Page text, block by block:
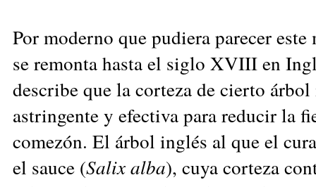
Por moderno que pudiera parecer
se remonta hasta el siglo XVIII en
describe que la corteza de cierto
astringente y efectiva para reducir la
comezón. El árbol inglés al que el
el sauce (Salix alba), cuya corteza